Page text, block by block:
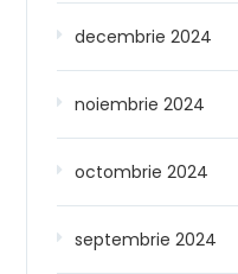
decembrie 2024
noiembrie 2024
octombrie 2024
septembrie 2024